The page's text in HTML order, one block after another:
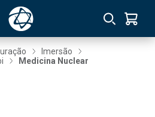
Imersão
Medicina Nuclear